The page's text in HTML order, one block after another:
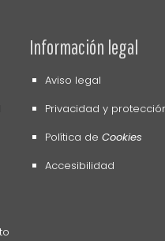
Información legal
Aviso legal
Privacidad y
Política de Cookies
Accesibilidad